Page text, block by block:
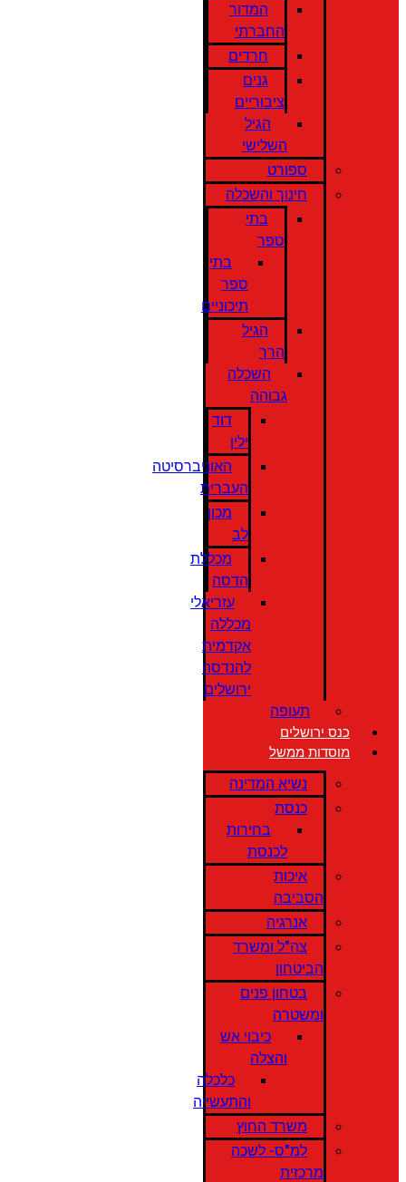
המדור
החברתי
חרדים
גנים
ציבוריים
הגיל
השלישי
ספורט
חינוך והשכלה
בתי
ספר
בתי
ספר
תיכוניים
הגיל
הרך
השכלה
גבוהה
דוד
ילין
האוניברסיטה
העברית
מכון
לב
מכללת
הדסה
עזריאלי
מכללה
אקדמית
להנדסה
ירושלים
תעופה
כנס ירושלים
מוסדות ממשל
נשיא המדינה
כנסת
בחירות
לכנסת
איכות
הסביבה
אנרגיה
צה"ל ומשרד
הביטחון
בטחון פנים
ומשטרה
כיבוי אש
והצלה
כלכלה
והתעשייה
משרד החוץ
למ"ס- לשכה
מרכזית